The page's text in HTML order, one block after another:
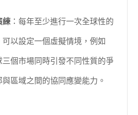
練 ：每年至少進行一次全球性的
以設定一個虛擬情境，例如
三個市場同時引發不同性質的爭
區域之間的協同應變能力。